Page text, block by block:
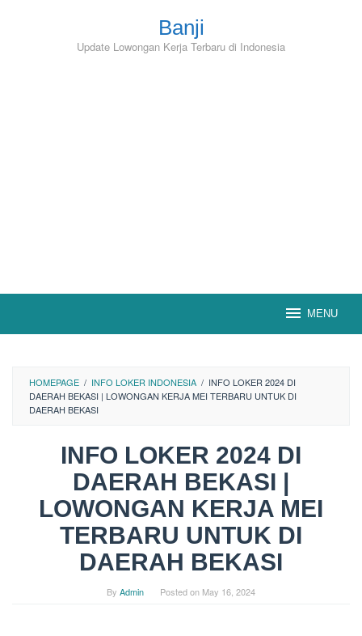
Banji
Update Lowongan Kerja Terbaru di Indonesia
MENU
HOMEPAGE / INFO LOKER INDONESIA / INFO LOKER 2024 DI
DAERAH BEKASI | LOWONGAN KERJA MEI TERBARU UNTUK DI
DAERAH BEKASI
INFO LOKER 2024 DI
DAERAH BEKASI |
LOWONGAN KERJA MEI
TERBARU UNTUK DI
DAERAH BEKASI
By Admin Posted on May 16, 2024